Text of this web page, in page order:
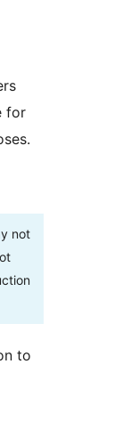
for
not
to